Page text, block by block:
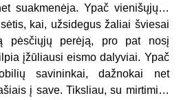
suakmenėja. Ypač vienišųjų…
kai, užsidegus žaliai šviesai
pėsčiųjų perėją, pro pat nosį
įžūliausi eismo dalyviai. Ypač
savininkai, dažnokai net
į save. Tiksliau, su mirtimi…